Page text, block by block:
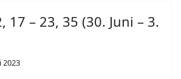
17 – 23, 35 (30. Juni – 3.
2023